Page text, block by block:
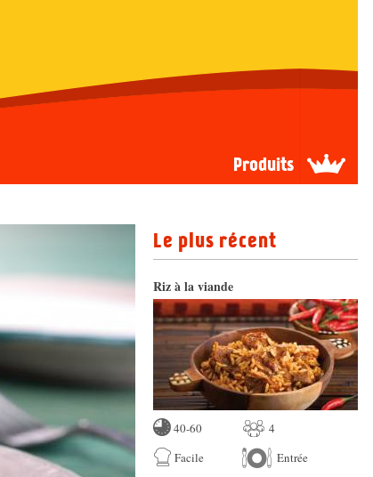
Produits
Le plus récent
Riz à la viande
40-60
4
Facile
Entrée